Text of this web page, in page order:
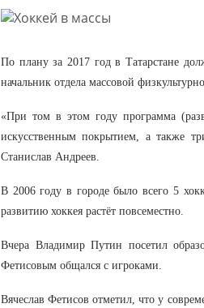
По плану за 2017 год в Татарстане
начальник отдела массовой
«При том в этом году программа
искусственным покрытием, а также
Станислав Андреев.
В 2006 году в городе было всего 5
развитию хоккея растёт повсеместно.
Вчера Владимир Путин посетил
Фетисовым общался с игроками.
Вячеслав Фетисов отметил, что у